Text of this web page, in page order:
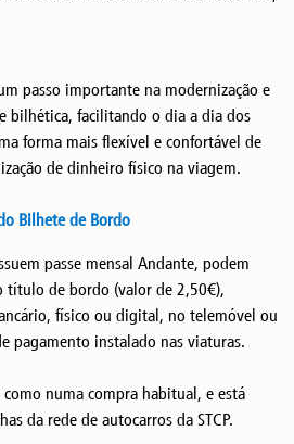
passo importante na modernização e
bilhética, facilitando o dia a dia dos
forma mais flexível e confortável de
de dinheiro físico na viagem.
Bilhete de Bordo
passe mensal Andante, podem
título de bordo (valor de 2,50€),
físico ou digital, no telemóvel ou
pagamento instalado nas viaturas.
numa compra habitual, e está
da rede de autocarros da STCP.